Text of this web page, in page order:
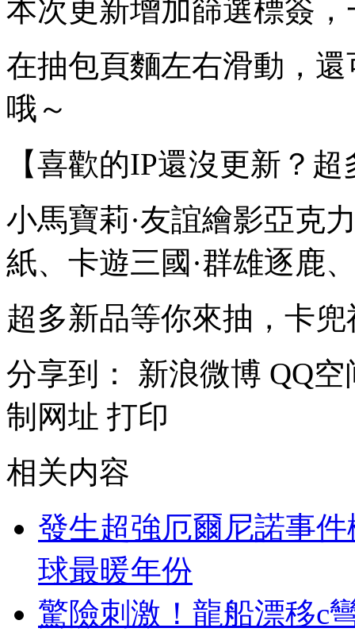
本次更新增加篩選標簽
在抽包頁麵左右滑動，
哦～
【喜歡的IP還沒更新？
小馬寶莉·友誼繪影亞克
紙、卡遊三國·群雄逐鹿
超多新品等你來抽，卡
分享到：
新浪微博 QQ空
制网址 打印
相关内容
發生超強厄爾尼諾事
球最暖年份
驚險刺激！龍船漂移c